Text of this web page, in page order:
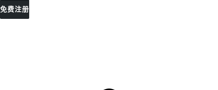
免费注册